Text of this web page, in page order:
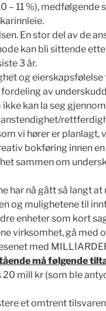
– 11 %),
En stor del av de
kan bli sittende
3 år.
og eierskapsfølelse
av
kan la seg
vi hører er planlagt,
bokføring innen
sammen om
har nå gått så langt at
og mulighetene til
enheter som kort
virksomhet, gå med
med
må følgende
20 mill kr (som ble
et omtrent